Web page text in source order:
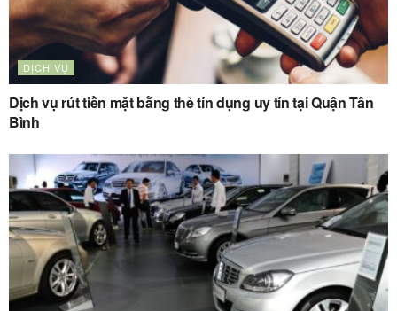
DỊCH VỤ
Dịch vụ rút tiền mặt bằng thẻ tín dụng uy tín tại Quận Tân
Bình